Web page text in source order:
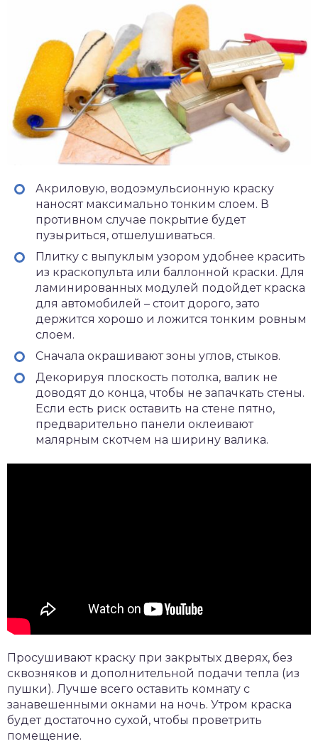
Акриловую, водоэмульсионную краску
наносят максимально тонким слоем. В
противном случае покрытие будет
пузыриться, отшелушиваться.
Плитку с выпуклым узором удобнее красить
из краскопульта или баллонной краски. Для
ламинированных модулей подойдет краска
для автомобилей – стоит дорого, зато
держится хорошо и ложится тонким ровным
слоем.
Сначала окрашивают зоны углов, стыков.
Декорируя плоскость потолка, валик не
доводят до конца, чтобы не запачкать стены.
Если есть риск оставить на стене пятно,
предварительно панели оклеивают
малярным скотчем на ширину валика.
Просушивают краску при закрытых дверях, без
сквозняков и дополнительной подачи тепла (из
пушки). Лучше всего оставить комнату с
занавешенными окнами на ночь. Утром краска
будет достаточно сухой, чтобы проветрить
помещение.